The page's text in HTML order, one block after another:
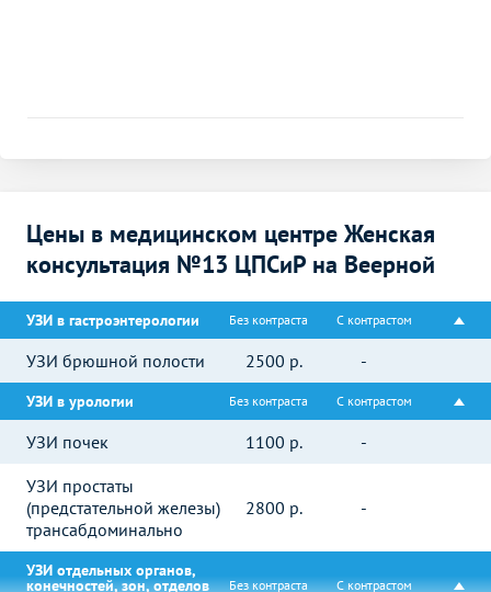
Цены в медицинском центре Женская
консультация №13 ЦПСиР на Веерной
УЗИ в гастроэнтерологии Без контраста С контрастом
УЗИ брюшной полости 2500 р. -
УЗИ в урологии Без контраста С контрастом
УЗИ почек 1100 р.
-
УЗИ простаты
(предстательной железы)
трансабдоминально
2800 р. -
УЗИ отдельных органов,
конечностей, зон, отделов Без контраста С контрастом